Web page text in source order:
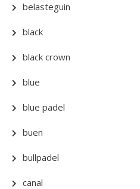
belasteguin
black
black crown
blue
blue padel
buen
bullpadel
canal